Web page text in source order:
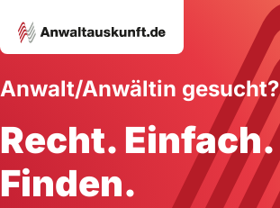
Anwalt/Anwältin gesucht?
Recht. Einfach.
Finden.